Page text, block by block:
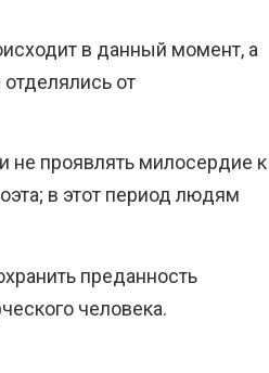
в данный момент, а
от
не проявлять милосердие к
в этот период людям
преданность
человека.